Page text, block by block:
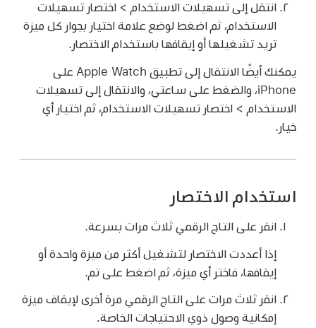
انتقل إلى تسهيلات الاستخدام > اختصار تسهيلات
الاستخدام، ثم اضغط لوضع علامة اختيار بجوار كل ميزة
تريد تشغيلها أو إيقافها باستخدام الاختصار.
يمكنك أيضًا الانتقال إلى تطبيق Apple Watch على
iPhone، والضغط على ساعتي، والانتقال إلى تسهيلات
الاستخدام > اختصار تسهيلات الاستخدام، ثم اختيار أي
خيار.
استخدام الاختصار
انقر على التاج الرقمي ثلاث مرات بسرعة.
إذا أعددت الاختصار لتشغيل أكثر من ميزة واحدة أو
إيقافها، فاختر أي ميزة، ثم اضغط على تم.
انقر ثلاث مرات على التاج الرقمي مرة أخرى لإيقاف ميزة
إمكانية وصول ذوي الاحتياجات الخاصة.